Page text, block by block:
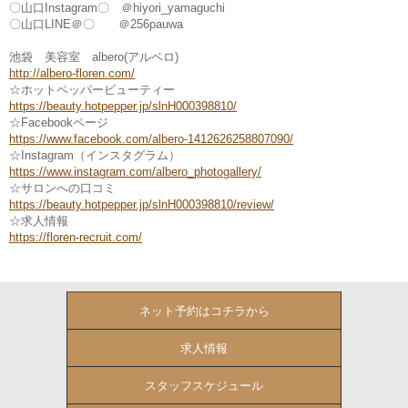
〇山口Instagram〇 ＠hiyori_yamaguchi
〇山口LINE＠〇 ＠256pauwa
池袋 美容室 albero(アルベロ)
http://albero-floren.com/
☆ホットペッパービューティー
https://beauty.hotpepper.jp/slnH000398810/
☆Facebookページ
https://www.facebook.com/albero-1412626258807090/
☆Instagram（インスタグラム）
https://www.instagram.com/albero_photogallery/
☆サロンへの口コミ
https://beauty.hotpepper.jp/slnH000398810/review/
☆求人情報
https://floren-recruit.com/
ネット予約はコチラから
求人情報
スタッフスケジュール